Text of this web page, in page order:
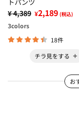
¥ 4,389 ¥2,189 (税込)
3colors
18件
チラ見をする
お